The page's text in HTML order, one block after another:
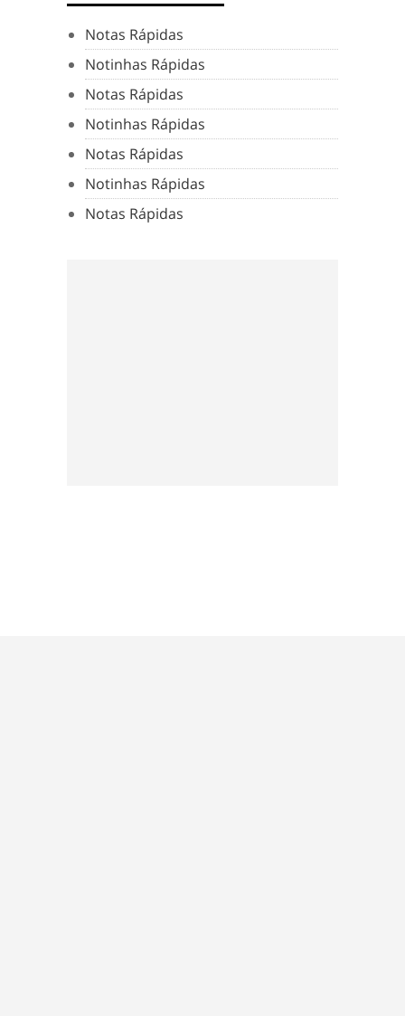
Notas Rápidas
Notinhas Rápidas
Notas Rápidas
Notinhas Rápidas
Notas Rápidas
Notinhas Rápidas
Notas Rápidas